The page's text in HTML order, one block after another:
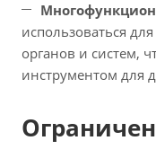
использоваться
органов и систем,
инструментом для